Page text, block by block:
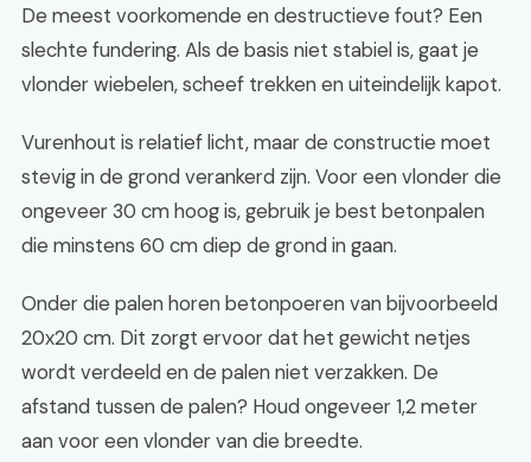
De meest voorkomende en destructieve fout? Een
slechte fundering. Als de basis niet stabiel is, gaat je
vlonder wiebelen, scheef trekken en uiteindelijk kapot.
Vurenhout is relatief licht, maar de constructie moet
stevig in de grond verankerd zijn. Voor een vlonder die
ongeveer 30 cm hoog is, gebruik je best betonpalen
die minstens 60 cm diep de grond in gaan.
Onder die palen horen betonpoeren van bijvoorbeeld
20x20 cm. Dit zorgt ervoor dat het gewicht netjes
wordt verdeeld en de palen niet verzakken. De
afstand tussen de palen? Houd ongeveer 1,2 meter
aan voor een vlonder van die breedte.